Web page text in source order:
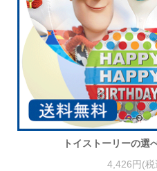
トイストーリーの選
4,426円(